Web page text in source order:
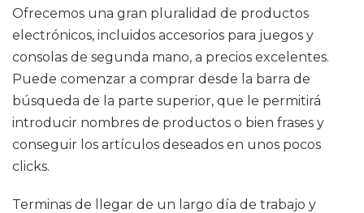
Ofrecemos una gran pluralidad de productos
electrónicos, incluidos accesorios para juegos y
consolas de segunda mano, a precios excelentes.
Puede comenzar a comprar desde la barra de
búsqueda de la parte superior, que le permitirá
introducir nombres de productos o bien frases y
conseguir los artículos deseados en unos pocos
clicks.
Terminas de llegar de un largo día de trabajo y